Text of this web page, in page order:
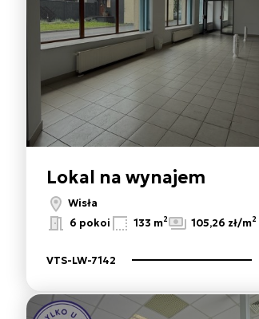
Lokal na wynajem
Wisła
6 pokoi 133 m2 105,26 zł/m2
VTS-LW-7142